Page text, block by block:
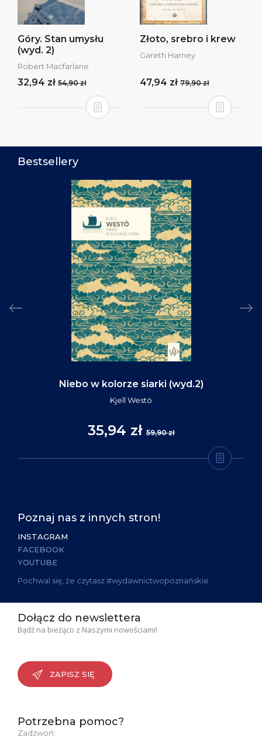
Góry. Stan umysłu
(wyd. 2)
Robert Macfarlane
32,94 zł 54,90 zł
Złoto, srebro i krew
Gareth Harney
47,94 zł 79,90 zł
Bestsellery
Niebo w kolorze siarki (wyd.2)
Kjell Westö
35,94 zł 59,90 zł
Poznaj nas z innych stron!
INSTAGRAM
FACEBOOK
YOUTUBE
Pochwal się, że czytasz #wydawnictwopoznańskie
Dołącz do newslettera
Bądź na bieżąco z Naszymi nowościami!
ZAPISZ SIĘ
Potrzebna pomoc?
Zadzwoń: